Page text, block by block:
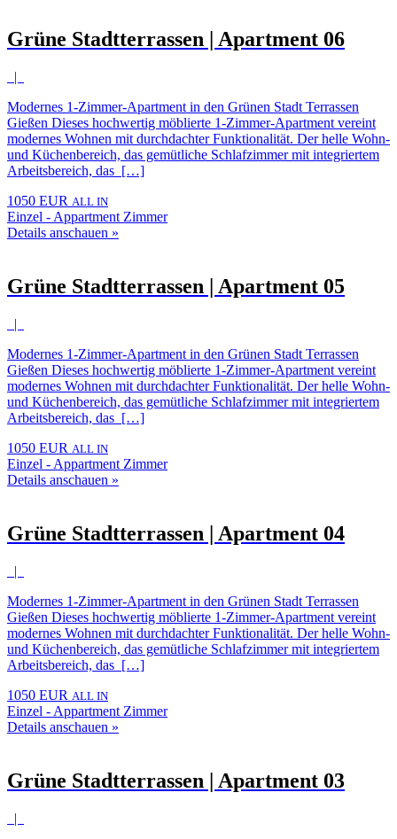
Grüne Stadtterrassen | Apartment 06
|
Modernes 1-Zimmer-Apartment in den Grünen Stadt Terrassen
Gießen Dieses hochwertig möblierte 1-Zimmer-Apartment vereint
modernes Wohnen mit durchdachter Funktionalität. Der helle Wohn-
und Küchenbereich, das gemütliche Schlafzimmer mit integriertem
Arbeitsbereich, das […]
1050 EUR ALL IN
Einzel - Appartment Zimmer
Details anschauen »
Grüne Stadtterrassen | Apartment 05
|
Modernes 1-Zimmer-Apartment in den Grünen Stadt Terrassen
Gießen Dieses hochwertig möblierte 1-Zimmer-Apartment vereint
modernes Wohnen mit durchdachter Funktionalität. Der helle Wohn-
und Küchenbereich, das gemütliche Schlafzimmer mit integriertem
Arbeitsbereich, das […]
1050 EUR ALL IN
Einzel - Appartment Zimmer
Details anschauen »
Grüne Stadtterrassen | Apartment 04
|
Modernes 1-Zimmer-Apartment in den Grünen Stadt Terrassen
Gießen Dieses hochwertig möblierte 1-Zimmer-Apartment vereint
modernes Wohnen mit durchdachter Funktionalität. Der helle Wohn-
und Küchenbereich, das gemütliche Schlafzimmer mit integriertem
Arbeitsbereich, das […]
1050 EUR ALL IN
Einzel - Appartment Zimmer
Details anschauen »
Grüne Stadtterrassen | Apartment 03
|